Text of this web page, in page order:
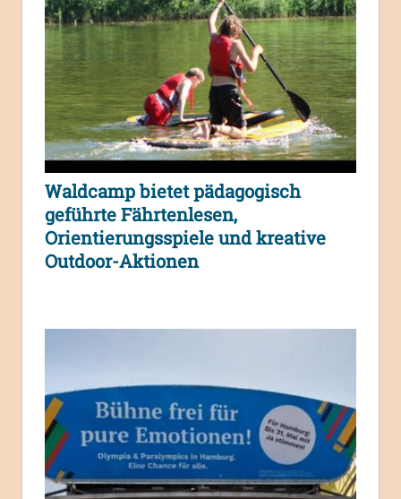
Waldcamp bietet pädagogisch
geführte Fährtenlesen,
Orientierungsspiele und kreative
Outdoor-Aktionen